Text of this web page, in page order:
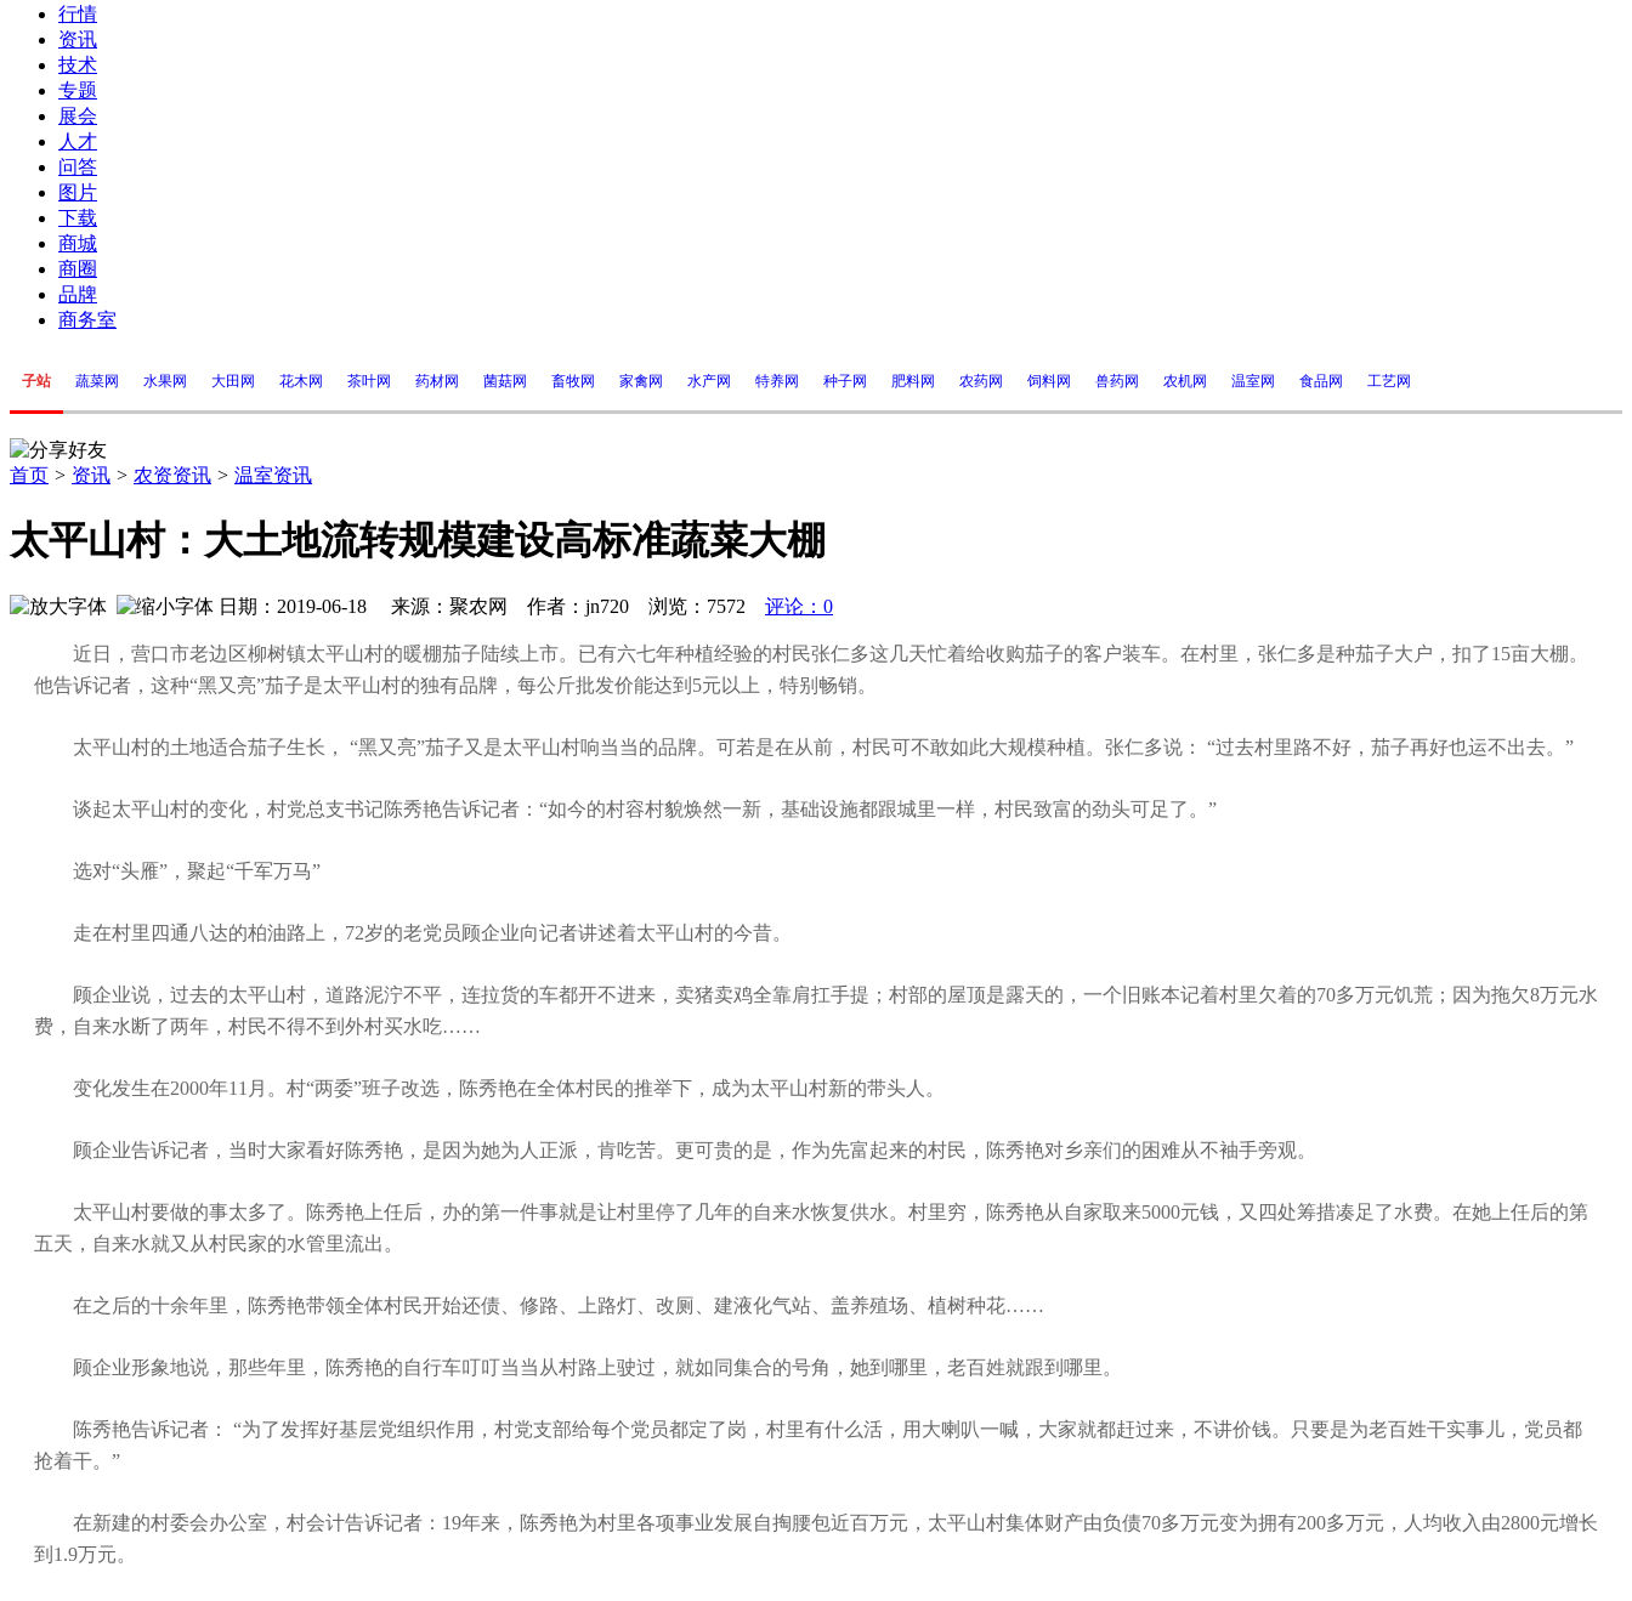
行情
资讯
技术
专题
展会
人才
问答
图片
下载
商城
商圈
品牌
商务室
子站 蔬菜网 水果网 大田网 花木网 茶叶网 药材网 菌菇网 畜牧网 家禽网 水产网 特养网 种子网 肥料网 农药网 饲料网 兽药网 农机网 温室网 食品网 工艺网
首页 > 资讯 > 农资资讯 > 温室资讯
太平山村：大土地流转规模建设高标准蔬菜大棚
日期：2019-06-18 来源：聚农网 作者：jn720 浏览： 7572 评论：0
近日，营口市老边区柳树镇太平山村的暖棚茄子陆续上市。已有六七年种植经验的村民张仁多这几天忙着给收购茄子的客户装车。在村里，张仁多是种茄子大户，扣了15亩大棚。
他告诉记者，这种“黑又亮”茄子是太平山村的独有品牌，每公斤批发价能达到5元以上，特别畅销。
太平山村的土地适合茄子生长， “黑又亮”茄子又是太平山村响当当的品牌。可若是在从前，村民可不敢如此大规模种植。张仁多说： “过去村里路不好，茄子再好也运不出去。”
谈起太平山村的变化，村党总支书记陈秀艳告诉记者：“如今的村容村貌焕然一新，基础设施都跟城里一样，村民致富的劲头可足了。”
选对“头雁”，聚起“千军万马”
走在村里四通八达的柏油路上，72岁的老党员顾企业向记者讲述着太平山村的今昔。
顾企业说，过去的太平山村，道路泥泞不平，连拉货的车都开不进来，卖猪卖鸡全靠肩扛手提；村部的屋顶是露天的，一个旧账本记着村里欠着的70多万元饥荒；因为拖欠8万元水
费，自来水断了两年，村民不得不到外村买水吃……
变化发生在2000年11月。村“两委”班子改选，陈秀艳在全体村民的推举下，成为太平山村新的带头人。
顾企业告诉记者，当时大家看好陈秀艳，是因为她为人正派，肯吃苦。更可贵的是，作为先富起来的村民，陈秀艳对乡亲们的困难从不袖手旁观。
太平山村要做的事太多了。陈秀艳上任后，办的第一件事就是让村里停了几年的自来水恢复供水。村里穷，陈秀艳从自家取来5000元钱，又四处筹措凑足了水费。在她上任后的第
五天，自来水就又从村民家的水管里流出。
在之后的十余年里，陈秀艳带领全体村民开始还债、修路、上路灯、改厕、建液化气站、盖养殖场、植树种花……
顾企业形象地说，那些年里，陈秀艳的自行车叮叮当当从村路上驶过，就如同集合的号角，她到哪里，老百姓就跟到哪里。
陈秀艳告诉记者： “为了发挥好基层党组织作用，村党支部给每个党员都定了岗，村里有什么活，用大喇叭一喊，大家就都赶过来，不讲价钱。只要是为老百姓干实事儿，党员都
抢着干。”
在新建的村委会办公室，村会计告诉记者：19年来，陈秀艳为村里各项事业发展自掏腰包近百万元，太平山村集体财产由负债70多万元变为拥有200多万元，人均收入由2800元增长
到1.9万元。